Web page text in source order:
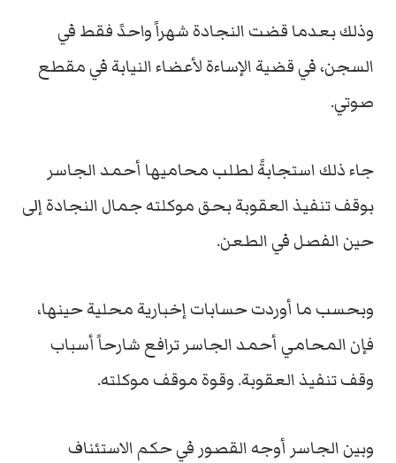
وذلك بعدما قضت النجادة شهراً واحدً فقط في
السجن، في قضية الإساءة لأعضاء النيابة في مقطع
صوتي.
جاء ذلك استجابةً لطلب محاميها أحمد الجاسر
بوقف تنفيذ العقوبة بحق موكلته جمال النجادة إلى
حين الفصل في الطعن.
وبحسب ما أوردت حسابات إخبارية محلية حينها،
فإن المحامي أحمد الجاسر ترافع شارحاً أسباب
وقف تنفيذ العقوبة. وقوة موقف موكلته.
وبين الجاسر أوجه القصور في حكم الاستئناف